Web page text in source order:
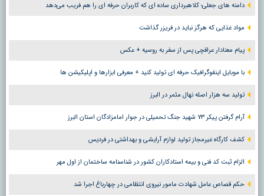
دامنه های جعلی؛ کلاهبرداری ساده ای که کاربران حرفه ای را هم فریب می‌دهد
مواد غذایی که هرگز نباید در فریزر گذاشت
پیام معنادار عراقچی پس از سفر به روسیه + عکس
با موبایل اینفوگرافیک حرفه ای تولید کنید + معرفی ابزارها و اپلیکیشن ها
تولید سه هزار اصله نهال مثمر در البرز
آرام گرفتن پیکر ۷۳ شهید جنگ تحمیلی در جوار امامزادگان استان البرز
کشف کارگاه غیرمجاز تولید لوازم آرایشی و بهداشتی در فردیس
الزام ثبت کد فنی و بیمه استادکاران کشور در شناسنامه ساختمان از اول مهر
حکم قصاص عامل شهادت مامور نیروی انتظامی در چهارباغ اجرا شد